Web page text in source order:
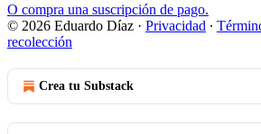
O compra una suscripción de pago.
© 2026 Eduardo Díaz · Privacidad ∙
recolección
Crea tu Substack